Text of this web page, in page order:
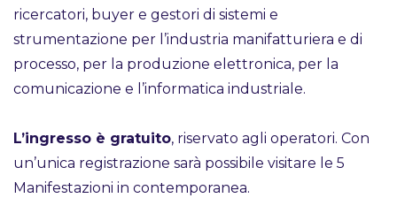
ricercatori, buyer e gestori di sistemi e
strumentazione per l’industria manifatturiera e di
processo, per la produzione elettronica, per la
comunicazione e l’informatica industriale.
L’ingresso è gratuito, riservato agli operatori. Con
un’unica registrazione sarà possibile visitare le 5
Manifestazioni in contemporanea.